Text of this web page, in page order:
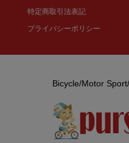
特定商取引法表記
プライバシーポリシー
Bicycle/Motor